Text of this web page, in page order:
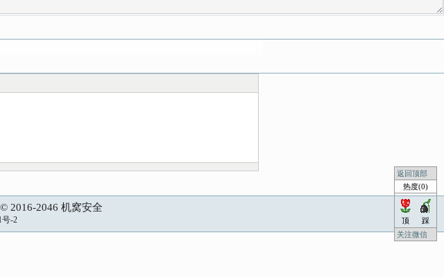
返回顶部
热度(0)
顶
踩
关注微信
2016-2046 机窝安全
号-2